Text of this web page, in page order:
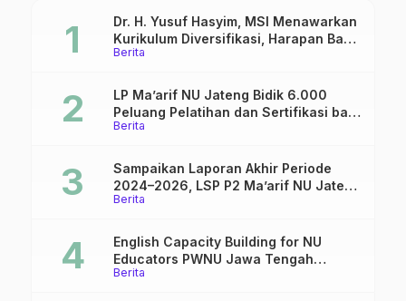
Berita
Dr. H. Yusuf Hasyim, MSI Menawarkan
Kurikulum Diversifikasi, Harapan Baru
dalam dunia pendidikan
Berita
LP Ma’arif NU Jateng Bidik 6.000
Peluang Pelatihan dan Sertifikasi bagi
Lulusan SMK
Berita
Sampaikan Laporan Akhir Periode
2024–2026, LSP P2 Ma’arif NU Jateng
Mantapkan Sinergi Link and Match
Berita
English Capacity Building for NU
Educators PWNU Jawa Tengah
Batch#4; Membuka Jalan Menuju